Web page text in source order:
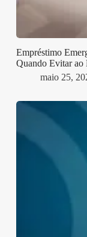
Empréstimo
Quando Evitar ao
maio 25,